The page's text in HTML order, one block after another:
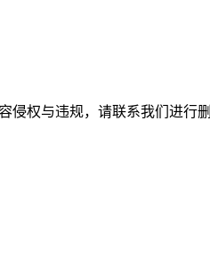
权与违规，请联系我们进行